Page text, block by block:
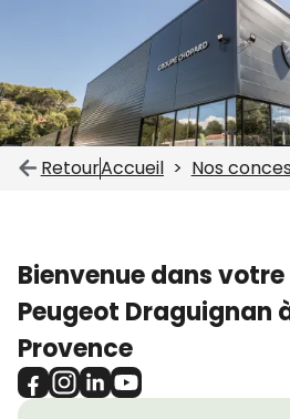
RetourAccueil Nos
Bienvenue dans
Peugeot Draguignan
Provence